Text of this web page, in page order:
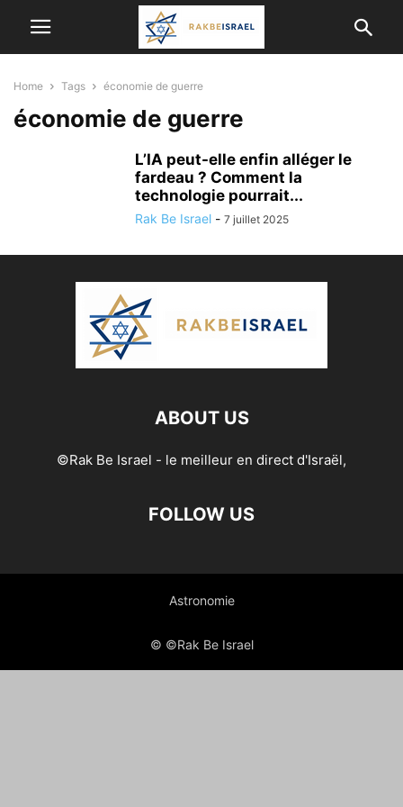
Home Tags économie de guerre
économie de guerre
L’IA peut-elle enfin alléger le
fardeau ? Comment la
technologie pourrait...
Rak Be Israel - 7 juillet 2025
ABOUT US
©Rak Be Israel - le meilleur en direct d'Israël,
FOLLOW US
Astronomie
© ©Rak Be Israel